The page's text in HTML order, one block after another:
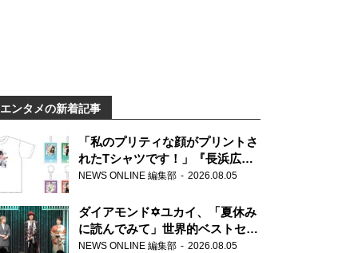
エンタメの新着記事
「私のプリティな顔がプリントさ
れたTシャツです！」『長浜広奈
天下無双』初の番組グッズ発売
NEWS ONLINE 編集部 2026.08.05
ダイアモンド✡ユカイ、「夏休み
に読んでみて」世界的ベストセラ
ー『アナスタシア』を紹介
NEWS ONLINE 編集部 2026.08.05